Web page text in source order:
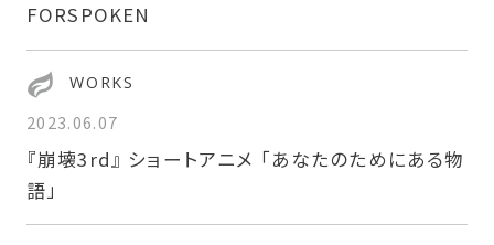
FORSPOKEN
WORKS
2023.06.07
『崩壊3rd』 ショートアニメ 「あなたのためにある物
語」